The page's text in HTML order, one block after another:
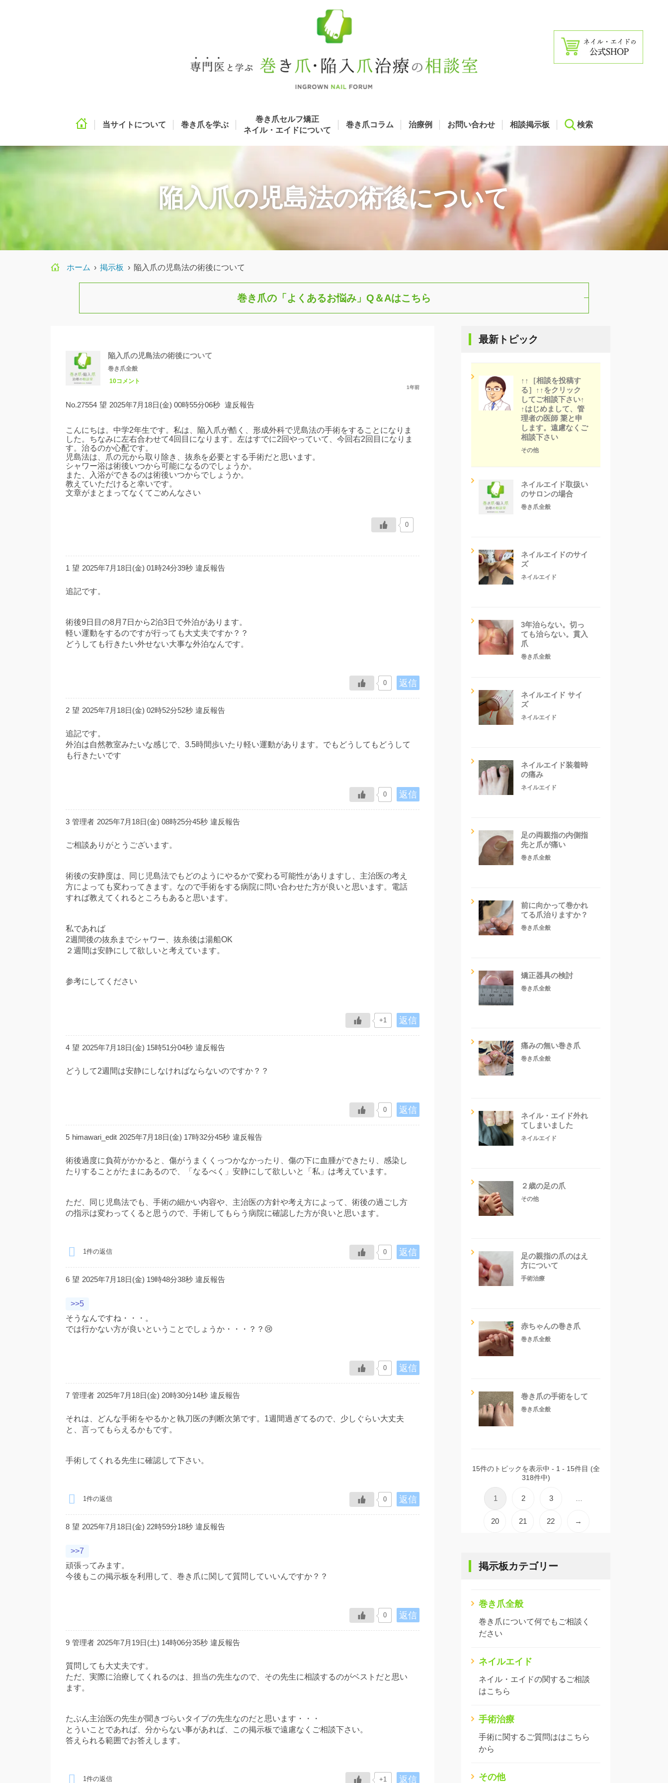
当サイトについて 巻き爪を学ぶ
巻き爪セルフ矯正
ネイル・エイドについて
巻き爪コラム 治療例 お問い合わせ 相談掲示板 検索
陥入爪の児島法の術後について
ホーム › › 陥入爪の児島法の術後について
巻き爪の「よくあるお悩み」 Q＆Aはこちら
陥入爪の児島法の術後について
巻き爪全般
10コメント
1年前
No.27554 望 2025年7月18日(金) 00時55分06秒 違反報告
こんにちは。中学2年生です。私は、陥入爪が酷く、形成外科で児島法の手術をすることになりま
した。ちなみに左右合わせて4回目になります。左はすでに2回やっていて、今回右2回目になりま
す。治るのか心配です。
児島法は、爪の元から取り除き、抜糸を必要とする手術だと思います。
シャワー浴は術後いつから可能になるのでしょうか。
また、入浴ができるのは術後いつからでしょうか。
教えていただけると幸いです。
文章がまとまってなくてごめんなさい
0
1 望 2025年7月18日(金) 01時24分39秒 違反報告
追記です。
術後9日目の8月7日から2泊3日で外泊があります。
軽い運動をするのですが行っても大丈夫ですか？？
どうしても行きたい外せない大事な外泊なんです。
返信
0
2 望 2025年7月18日(金) 02時52分52秒 違反報告
追記です。
外泊は自然教室みたいな感じで、3.5時間歩いたり軽い運動があります。でもどうしてもどうして
も行きたいです
返信
0
3 管理者 2025年7月18日(金) 08時25分45秒 違反報告
ご相談ありがとうございます。
術後の安静度は、同じ児島法でもどのようにやるかで変わる可能性がありますし、主治医の考え
方によっても変わってきます。なので手術をする病院に問い合わせた方が良いと思います。電話
すれば教えてくれるところもあると思います。
私であれば
2週間後の抜糸までシャワー、抜糸後は湯船OK
２週間は安静にして欲しいと考えています。
参考にしてください
返信
+1
4 望 2025年7月18日(金) 15時51分04秒 違反報告
どうして2週間は安静にしなければならないのですか？？
返信
0
5 himawari_edit 2025年7月18日(金) 17時32分45秒 違反報告
術後過度に負荷がかかると、傷がうまくくっつかなかったり、傷の下に血腫ができたり、感染し
たりすることがたまにあるので、「なるべく」安静にして欲しいと「私」は考えています。
ただ、同じ児島法でも、手術の細かい内容や、主治医の方針や考え方によって、術後の過ごし方
の指示は変わってくると思うので、手術してもらう病院に確認した方が良いと思います。
返信
0
1件の返信
6 望 2025年7月18日(金) 19時48分38秒 違反報告
>>5
そうなんですね・・・。
では行かない方が良いということでしょうか・・・？？😢
返信
0
7 管理者 2025年7月18日(金) 20時30分14秒 違反報告
それは、どんな手術をやるかと執刀医の判断次第です。1週間過ぎてるので、少しぐらい大丈夫
と、言ってもらえるかもです。
手術してくれる先生に確認して下さい。
返信
0
1件の返信
8 望 2025年7月18日(金) 22時59分18秒 違反報告
>>7
頑張ってみます。
今後もこの掲示板を利用して、巻き爪に関して質問していいんですか？？
返信
0
9 管理者 2025年7月19日(土) 14時06分35秒 違反報告
質問しても大丈夫です。
ただ、実際に治療してくれるのは、担当の先生なので、その先生に相談するのがベストだと思い
ます。
たぶん主治医の先生が聞きづらいタイプの先生なのだと思います・・・
とういことであれば、分からない事があれば、この掲示板で遠慮なくご相談下さい。
答えられる範囲でお答えします。
返信
+1
1件の返信
最新トピック
↑↑［相談を投稿す
る］↑↑をクリック
してご相談下さい↑
↑はじめまして、管
理者の医師 簗と申
します。遠慮なくご
相談下さい
その他
ネイルエイド取扱い
のサロンの場合
巻き爪全般
ネイルエイドのサイ
ズ
ネイルエイド
3年治らない。切っ
ても治らない。貫入
爪
巻き爪全般
ネイルエイド サイ
ズ
ネイルエイド
ネイルエイド装着時
の痛み
ネイルエイド
足の両親指の内側指
先と爪が痛い
巻き爪全般
前に向かって巻かれ
てる爪治りますか？
巻き爪全般
矯正器具の検討
巻き爪全般
痛みの無い巻き爪
巻き爪全般
ネイル・エイド外れ
てしまいました
ネイルエイド
２歳の足の爪
その他
足の親指の爪のはえ
方について
手術治療
赤ちゃんの巻き爪
巻き爪全般
巻き爪の手術をして
巻き爪全般
15件のトピックを表示中 - 1 - 15件目 (全
318件中)
1 2 3
20 21 22 →
掲示板カテゴリー
巻き爪全般
巻き爪について何でもご相談く
ださい
ネイルエイド
ネイル・エイドの関するご相談
はこちら
手術治療
手術に関するご質問ははこちら
から
その他